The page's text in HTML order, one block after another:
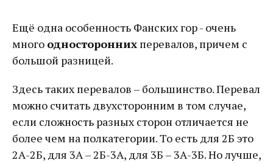
Ещё одна особенность Фанских гор - очень
много односторонних перевалов, причем с
большой разницей.
Здесь таких перевалов – большинство. Перевал
можно считать двухсторонним в том случае,
если сложность разных сторон отличается не
более чем на полкатегории. То есть для 2Б это
2А-2Б, для 3А – 2Б-3А, для 3Б – 3А-3Б. Но лучше,